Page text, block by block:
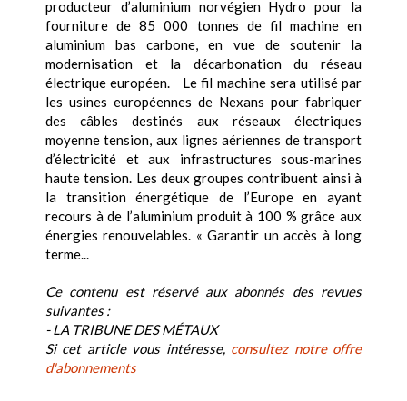
producteur d’aluminium norvégien Hydro pour la
fourniture de 85 000 tonnes de fil machine en
aluminium bas carbone, en vue de soutenir la
modernisation et la décarbonation du réseau
électrique européen. Le fil machine sera utilisé par
les usines européennes de Nexans pour fabriquer
des câbles destinés aux réseaux électriques
moyenne tension, aux lignes aériennes de transport
d’électricité et aux infrastructures sous-marines
haute tension. Les deux groupes contribuent ainsi à
la transition énergétique de l’Europe en ayant
recours à de l’aluminium produit à 100 % grâce aux
énergies renouvelables. « Garantir un accès à long
terme...
Ce contenu est réservé aux abonnés des revues
suivantes :
- LA TRIBUNE DES MÉTAUX
Si cet article vous intéresse, consultez notre offre
d'abonnements